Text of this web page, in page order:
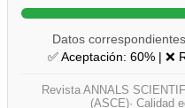
Datos
✅ Aceptación: 60% | ❌
Revista ANNALS
(ASCE)· Calidad